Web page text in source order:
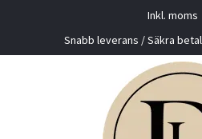
Inkl. moms
Snabb leverans / Säkra